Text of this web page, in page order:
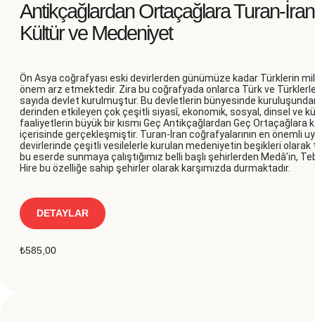
Antikçağlardan Ortaçağlara Turan-
Kültür ve Medeniyet
Ön Asya coğrafyası eski devirlerden günümüze kadar Türklerin
önem arz etmektedir. Zira bu coğrafyada onlarca Türk ve
sayıda devlet kurulmuştur. Bu devletlerin bünyesinde
derinden etkileyen çok çeşitli siyasî, ekonomik, sosyal, dinsel ve
faaliyetlerin büyük bir kısmı Geç Antikçağlardan Geç Ortaçağlara
içerisinde gerçekleşmiştir. Turan-İran coğrafyalarının en önemli
devirlerinde çeşitli vesilelerle kurulan medeniyetin beşikleri olarak
bu eserde sunmaya çalıştığımız belli başlı şehirlerden Medâ’in,
Hire bu özelliğe sahip şehirler olarak karşımızda durmaktadır.
DETAYLAR
₺585,00